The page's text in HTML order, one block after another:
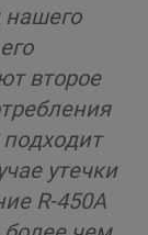
нашего
второе
утечки
R-450A